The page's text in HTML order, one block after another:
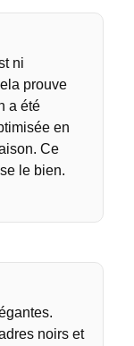
ni
prouve
a été
en
Ce
le bien.
noirs et